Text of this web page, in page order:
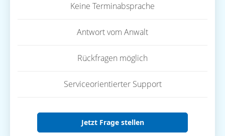
Keine Terminabsprache
Antwort vom Anwalt
Rückfragen möglich
Serviceorientierter Support
Jetzt Frage stellen